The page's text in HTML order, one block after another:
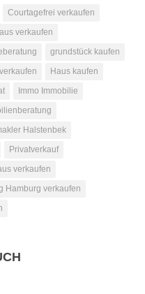
Courtagefrei verkaufen
verkaufen
grundstück kaufen
Haus kaufen
Immo Immobilie
Halstenbek
Privatverkauf
verkaufen
Hamburg verkaufen